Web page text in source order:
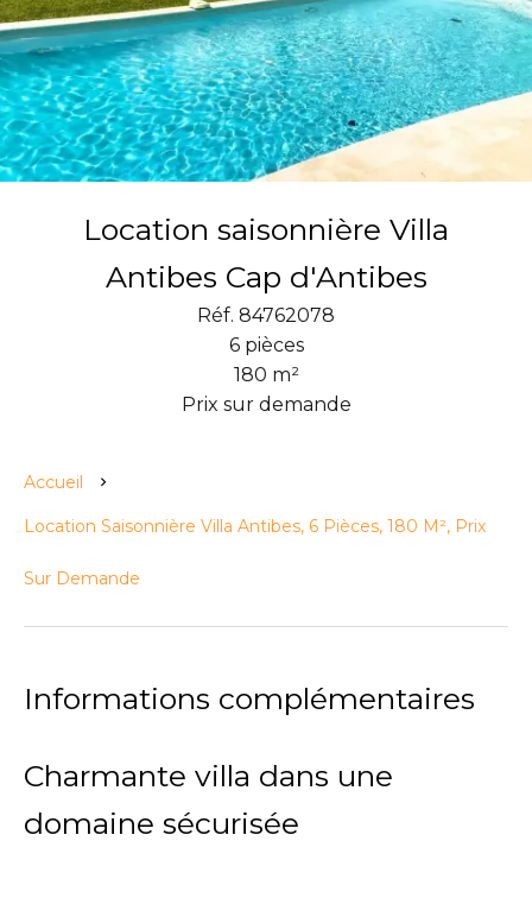
Location saisonnière Villa
Antibes Cap d'Antibes
Réf. 84762078
6 pièces
180 m²
Prix sur demande
Accueil
Location Saisonnière Villa Antibes, 6 Pièces, 180 M², Prix
Sur Demande
Informations complémentaires
Charmante villa dans une
domaine sécurisée